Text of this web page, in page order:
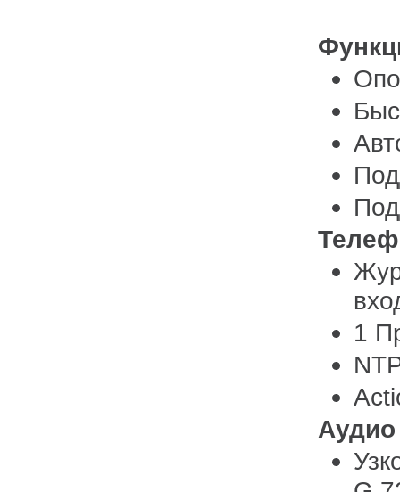
1
Аудио